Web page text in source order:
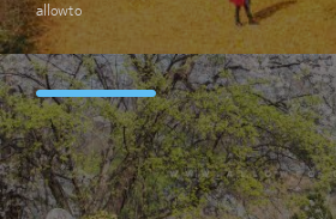
allowto